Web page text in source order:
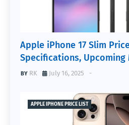
Apple iPhone 17 Slim
Specifications, Upcoming
RK -
July 16, 2025
APPLE IPHONE PRICE LIST